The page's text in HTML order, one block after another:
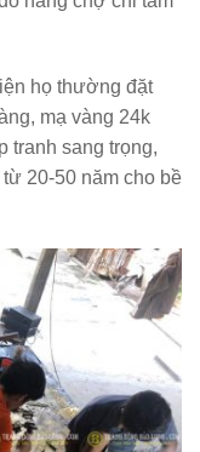
họ thường đặt
mạ vàng 24k
tranh sang trọng,
20-50 năm cho bề